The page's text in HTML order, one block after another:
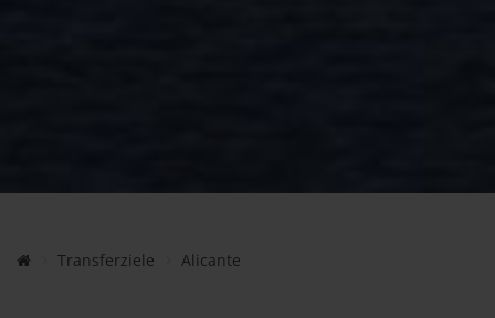
Transferziele Alicante